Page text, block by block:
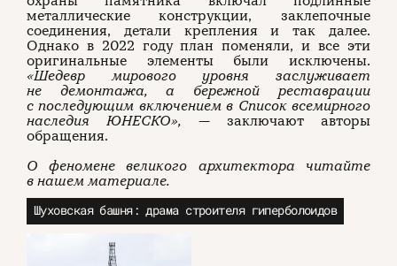
металлические конструкции, заклепочные
соединения, детали крепления и так далее.
Однако в 2022 году план поменяли, и все эти
оригинальные элементы были исключены.
«Шедевр мирового уровня заслуживает
не демонтажа, а бережной реставрации
с последующим включением в Список всемирного
наследия ЮНЕСКО», — заключают авторы
обращения.
О феномене великого архитектора читайте
в нашем материале.
Шуховская башня: драма строителя гиперболоидов
О проекте
Команда
Авторы
ЧТИВО ДОМ
YouTube
Telegram
Рекламодателям